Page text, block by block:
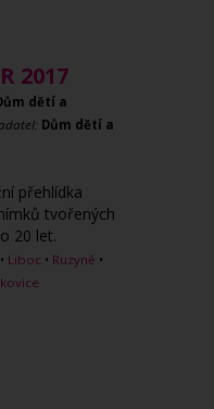
2017
dětí a
Dům dětí a
přehlídka
tvořených
20 let.
• Liboc • Ruzyně •